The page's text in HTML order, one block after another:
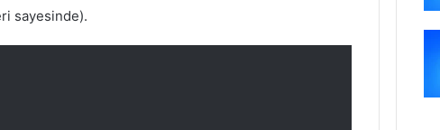
sayesinde).